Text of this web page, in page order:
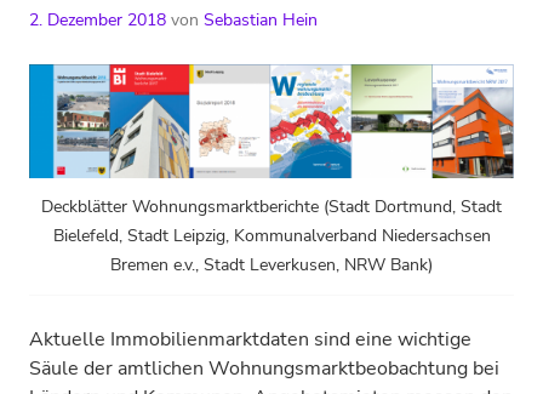
2. Dezember 2018 von Sebastian Hein
Deckblätter Wohnungsmarktberichte (Stadt Dortmund, Stadt
Bielefeld, Stadt Leipzig, Kommunalverband Niedersachsen
Bremen e.v., Stadt Leverkusen, NRW Bank)
Aktuelle Immobilienmarktdaten sind eine wichtige
Säule der amtlichen Wohnungsmarktbeobachtung bei